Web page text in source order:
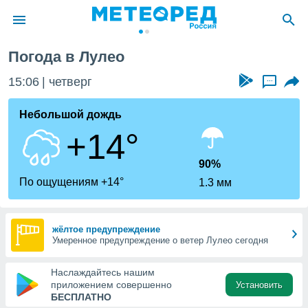
о
Вы можете
к этому
доступ
Погода в Лулео
15:06 четверг ...
Небольшой дождь
+14°
По ощущениям +14°
90%
1.3 мм
жёлтое предупреждение
Умеренное предупреждение о ветер Лулео сегодня
Наслаждайтесь нашим
приложением совершенно
БЕСПЛАТНО
Установить